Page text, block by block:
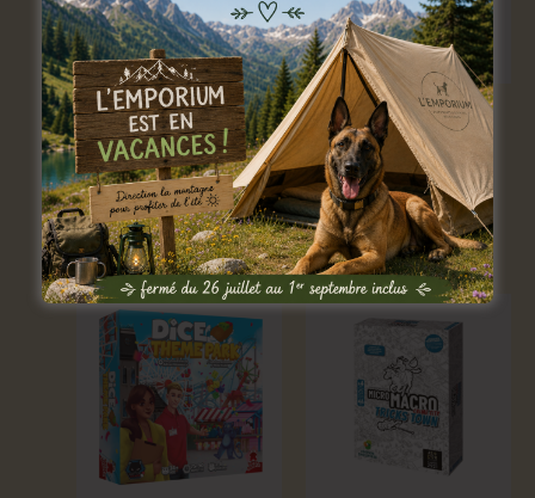
Unlock! KIDS 3 –
Histoires de
Légendes
4,00€par semaine
Louer
Les Animaux de Baker
Street
5,00€ par semaine
Louer